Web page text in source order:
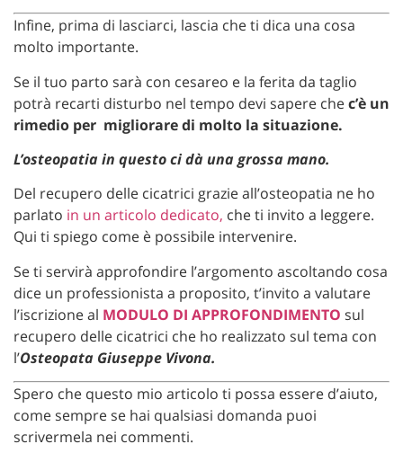
Infine, prima di lasciarci, lascia che ti dica una cosa
molto importante.
Se il tuo parto sarà con cesareo e la ferita da taglio
potrà recarti disturbo nel tempo devi sapere chec’è un
rimedio per migliorare di molto la situazione.
L’osteopatia in questo ci dà una grossa mano.
Del recupero delle cicatrici grazie all’osteopatia ne ho
parlato in un articolo dedicato, che ti invito a leggere.
Qui ti spiego come è possibile intervenire.
Se ti servirà approfondire l’argomento ascoltando cosa
dice un professionista a proposito, t’invito a valutare
l’iscrizione al MODULO DI APPROFONDIMENTO sul
recupero delle cicatrici che ho realizzato sul tema con
l’Osteopata Giuseppe Vivona.
Spero che questo mio articolo ti possa essere d’aiuto,
come sempre se hai qualsiasi domanda puoi
scrivermela nei commenti.